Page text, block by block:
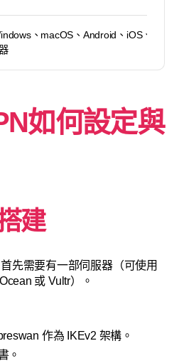
、macOS、Android、iOS、Linux
如何設定與
建
先需要有一部伺服器（可使用
或 Vultr）。
作為 IKEv2 架構。
。